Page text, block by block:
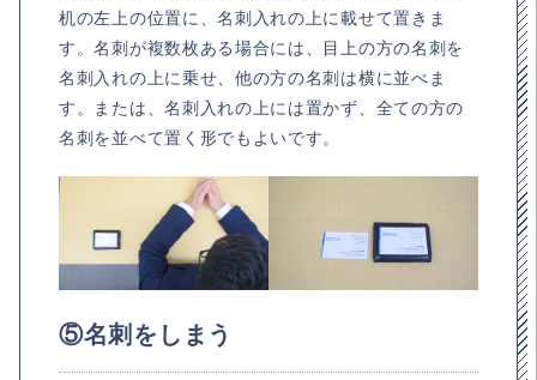
机の左上の位置に、名刺入れの上に載せて置きま
す。名刺が複数枚ある場合には、目上の方の名刺を
名刺入れの上に乗せ、他の方の名刺は横に並べま
す。または、名刺入れの上には置かず、全ての方の
名刺を並べて置く形でもよいです。
⑤名刺をしまう